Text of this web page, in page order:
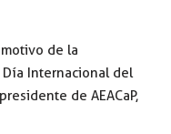
de la
Internacional del
de AEACaP,